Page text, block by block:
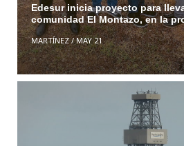
Edesur inicia proyecto para
comunidad El Montazo, en la
MARTÍNEZ/MAY 21